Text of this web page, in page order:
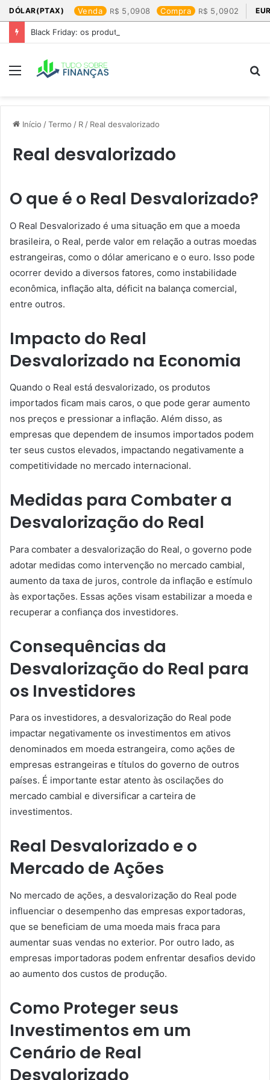
DÓLAR(PTAX) Venda 5,0908 Compra 5,0902
Black Friday: os produtos que mais valem a pena
Menu
Início /Termo / R / Real desvalorizado
Real desvalorizado
O que é o Real Desvalorizado?
O Real Desvalorizado é uma situação em que a moeda
brasileira, o Real, perde valor em relação a outras moedas
estrangeiras, como o dólar americano e o euro. Isso pode
ocorrer devido a diversos fatores, como instabilidade
econômica, inflação alta, déficit na balança comercial,
entre outros.
Impacto do Real
Desvalorizado na Economia
Quando o Real está desvalorizado, os produtos
importados ficam mais caros, o que pode gerar aumento
nos preços e pressionar a inflação. Além disso, as
empresas que dependem de insumos importados podem
ter seus custos elevados, impactando negativamente a
competitividade no mercado internacional.
Medidas para Combater a
Desvalorização do Real
Para combater a desvalorização do Real, o governo pode
adotar medidas como intervenção no mercado cambial,
aumento da taxa de juros, controle da inflação e estímulo
às exportações. Essas ações visam estabilizar a moeda e
recuperar a confiança dos investidores.
Consequências da
Desvalorização do Real para
os Investidores
Para os investidores, a desvalorização do Real pode
impactar negativamente os investimentos em ativos
denominados em moeda estrangeira, como ações de
empresas estrangeiras e títulos do governo de outros
países. É importante estar atento às oscilações do
mercado cambial e diversificar a carteira de
investimentos.
Real Desvalorizado e o
Mercado de Ações
No mercado de ações, a desvalorização do Real pode
influenciar o desempenho das empresas exportadoras,
que se beneficiam de uma moeda mais fraca para
aumentar suas vendas no exterior. Por outro lado, as
empresas importadoras podem enfrentar desafios devido
ao aumento dos custos de produção.
Como Proteger seus
Investimentos em um
Cenário de Real
Desvalorizado